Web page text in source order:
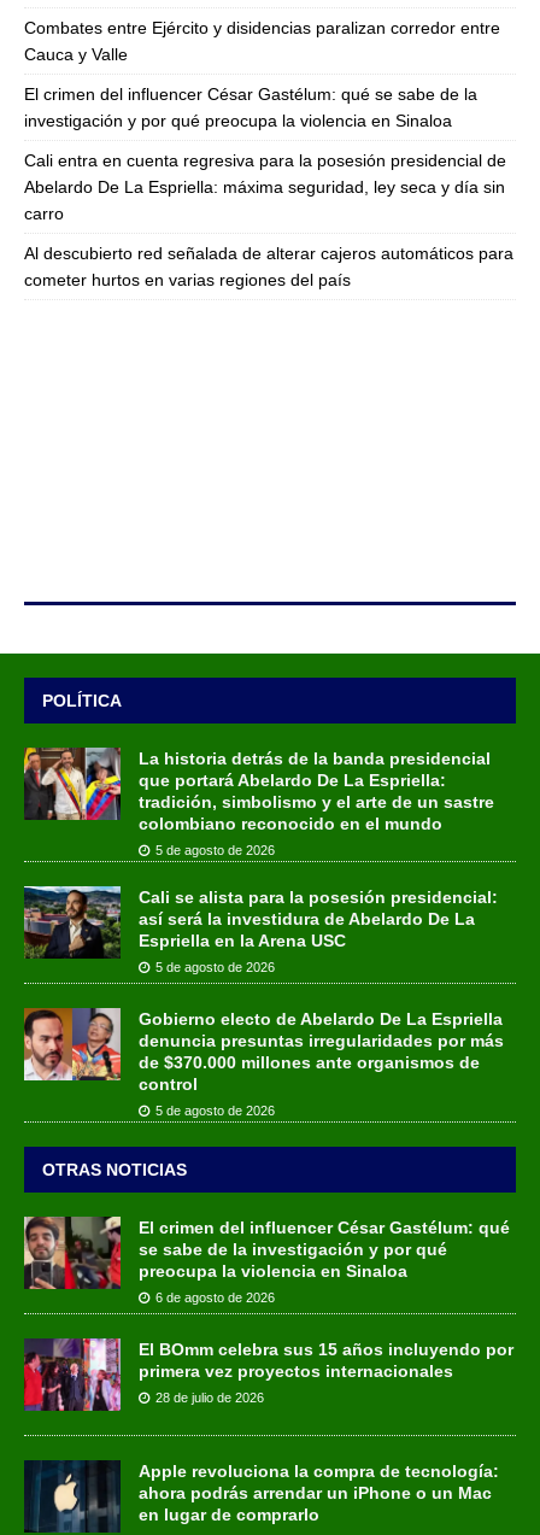
Combates entre Ejército y disidencias paralizan corredor entre
Cauca y Valle
El crimen del influencer César Gastélum: qué se sabe de la
investigación y por qué preocupa la violencia en Sinaloa
Cali entra en cuenta regresiva para la posesión presidencial de
Abelardo De La Espriella: máxima seguridad, ley seca y día sin
carro
Al descubierto red señalada de alterar cajeros automáticos para
cometer hurtos en varias regiones del país
POLÍTICA
La historia detrás de la banda presidencial
que portará Abelardo De La Espriella:
tradición, simbolismo y el arte de un sastre
colombiano reconocido en el mundo
5 de agosto de 2026
Cali se alista para la posesión presidencial:
así será la investidura de Abelardo De La
Espriella en la Arena USC
5 de agosto de 2026
Gobierno electo de Abelardo De La Espriella
denuncia presuntas irregularidades por más
de $370.000 millones ante organismos de
control
5 de agosto de 2026
OTRAS NOTICIAS
El crimen del influencer César Gastélum: qué
se sabe de la investigación y por qué
preocupa la violencia en Sinaloa
6 de agosto de 2026
El BOmm celebra sus 15 años incluyendo por
primera vez proyectos internacionales
28 de julio de 2026
Apple revoluciona la compra de tecnología:
ahora podrás arrendar un iPhone o un Mac
en lugar de comprarlo